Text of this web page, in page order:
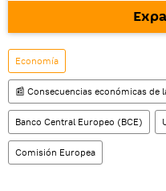
móvil (¡solo para
También tenemos
social rusa VK
Economía
📰 Consecuencias económicas de
Banco Central Europeo (BCE)
Comisión Europea